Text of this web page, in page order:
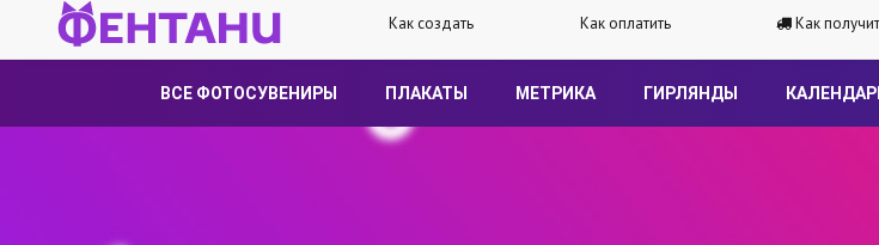
Как создать Как оплатить Как
ВСЕ ФОТОСУВЕНИРЫ ПЛАКАТЫ МЕТРИКА ГИРЛЯНДЫ